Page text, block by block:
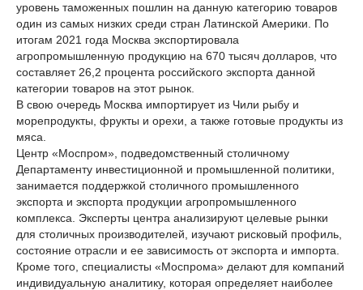
уровень таможенных пошлин на данную категорию товаров
один из самых низких среди стран Латинской Америки. По
итогам 2021 года Москва экспортировала
агропромышленную продукцию на 670 тысяч долларов, что
составляет 26,2 процента российского экспорта данной
категории товаров на этот рынок.
В свою очередь Москва импортирует из Чили рыбу и
морепродукты, фрукты и орехи, а также готовые продукты из
мяса.
Центр «Моспром», подведомственный столичному
Департаменту инвестиционной и промышленной политики,
занимается поддержкой столичного промышленного
экспорта и экспорта продукции агропромышленного
комплекса. Эксперты центра анализируют целевые рынки
для столичных производителей, изучают рисковый профиль,
состояние отрасли и ее зависимость от экспорта и импорта.
Кроме того, специалисты «Моспрома» делают для компаний
индивидуальную аналитику, которая определяет наиболее